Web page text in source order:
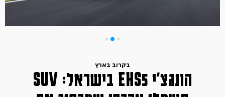
כללי
בקרוב בארץ
הונגצ׳י EHS5 בישראל: SUV
בקרוב בארץ